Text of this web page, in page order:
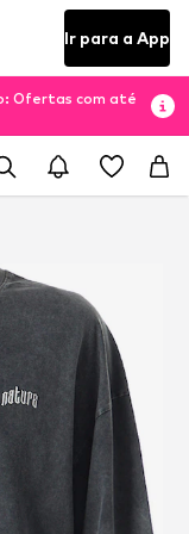
Ir para a App
Ofertas com até